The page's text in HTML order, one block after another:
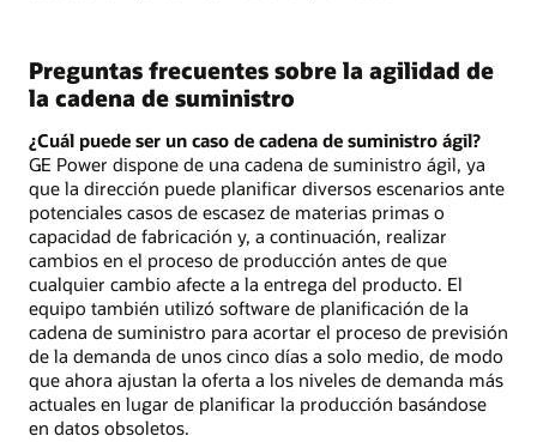
Preguntas frecuentes sobre la agilidad de
la cadena de suministro
¿Cuál puede ser un caso de cadena de suministro ágil?
GE Power dispone de una cadena de suministro ágil, ya
que la dirección puede planificar diversos escenarios ante
potenciales casos de escasez de materias primas o
capacidad de fabricación y, a continuación, realizar
cambios en el proceso de producción antes de que
cualquier cambio afecte a la entrega del producto. El
equipo también utilizó software de planificación de la
cadena de suministro para acortar el proceso de previsión
de la demanda de unos cinco días a solo medio, de modo
que ahora ajustan la oferta a los niveles de demanda más
actuales en lugar de planificar la producción basándose
en datos obsoletos.